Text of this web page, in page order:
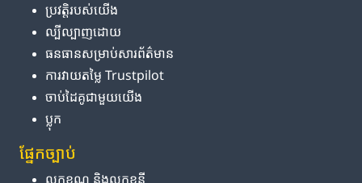
ប្រវត្តិ​របស់​យើង
ល្បីល្បាញ​ដោយ
ធនធាន​សម្រាប់​សារព័ត៌មាន
ការ​វាយតម្លៃ Trustpilot
ចាប់ដៃគូ​ជាមួយ​យើង
ប្លុក
ផ្នែក​ច្បាប់
លក្ខខណ្ឌ និង​លក្ខខន្តី